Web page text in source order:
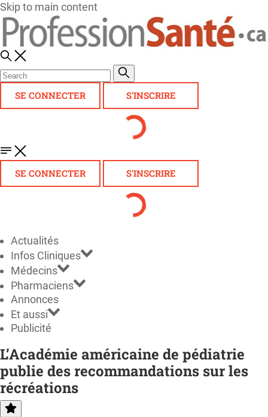
Skip to main content
SE CONNECTER S'INSCRIRE
SE CONNECTER S'INSCRIRE
Actualités
Infos Cliniques
Médecins
Pharmaciens
Annonces
Et aussi
Publicité
L’Académie américaine de pédiatrie
publie des recommandations sur les
récréations